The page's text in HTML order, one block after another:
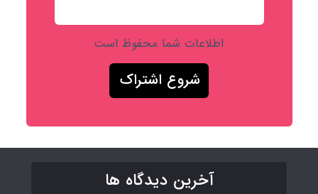
اطلاعات شما محفوظ است
آخرین دیدگاه ها